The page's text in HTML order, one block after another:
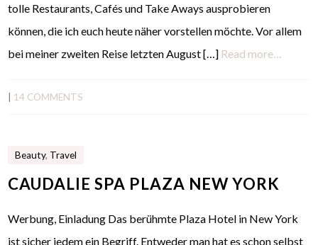
tolle Restaurants, Cafés und Take Aways ausprobieren
können, die ich euch heute näher vorstellen möchte. Vor allem
bei meiner zweiten Reise letzten August […] Read more…
14 COMMENTS
Beauty, Travel
CAUDALIE SPA PLAZA NEW YORK
Werbung, Einladung Das berühmte Plaza Hotel in New York
ist sicher jedem ein Begriff. Entweder man hat es schon selbst